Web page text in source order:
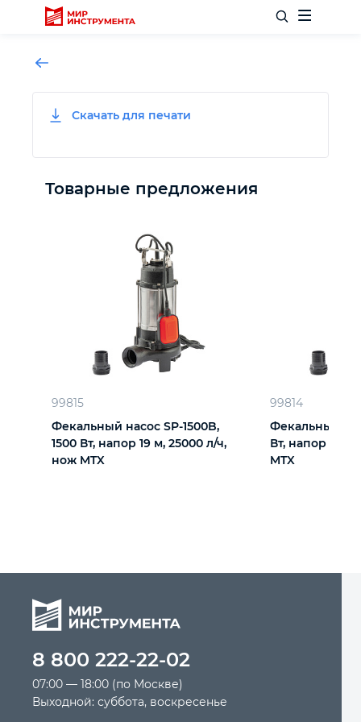
Отделочный инструмент
Садовый инвентарь
Измерительный инструмент
Силовое оборудование
Автомобильный инструмент
Крепежный инструмент
Скачать для печати
Товарные предложения
99815
Фекальный насос SP-1500B,
1500 Вт, напор 19 м, 25000 л/ч,
нож MTX
99814
Фекальный
Вт, напор 10
MTX
8 800 222-22-02
07:00 — 18:00 (по Москве)
Выходной: суббота, воскресенье